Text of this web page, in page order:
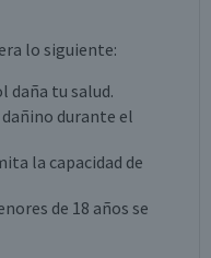
lo siguiente:
daña tu salud.
durante el
la capacidad de
de 18 años se